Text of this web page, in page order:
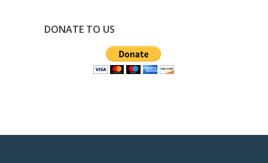
DONATE TO US